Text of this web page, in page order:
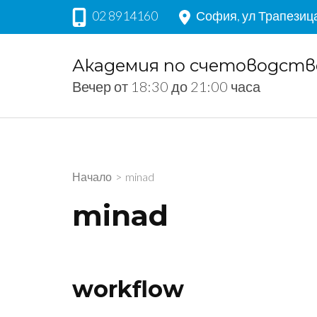
02 8914160 София, ул
Академия по
Вечер от 18:30 до 21:00 часа
Начало > minad
minad
workflow